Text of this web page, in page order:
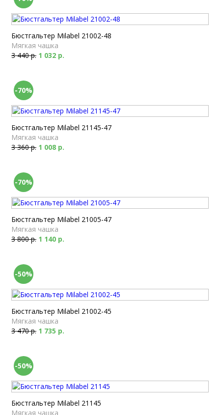
Бюстгальтер Milabel 21002-48
Мягкая чашка
3 440 р. 1 032 р.
-70%
Бюстгальтер Milabel 21145-47
Мягкая чашка
3 360 р. 1 008 р.
-70%
Бюстгальтер Milabel 21005-47
Мягкая чашка
3 800 р. 1 140 р.
-50%
Бюстгальтер Milabel 21002-45
Мягкая чашка
3 470 р. 1 735 р.
-50%
Бюстгальтер Milabel 21145
Мягкая чашка